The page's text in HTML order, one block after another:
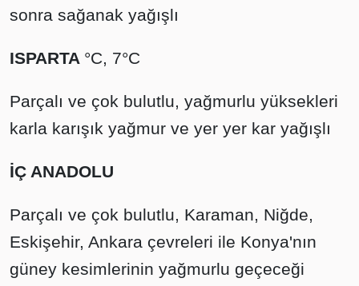
sonra sağanak yağışlı
ISPARTA °C, 7°C
Parçalı ve çok bulutlu, yağmurlu yüksekleri
karla karışık yağmur ve yer yer kar yağışlı
İÇ ANADOLU
Parçalı ve çok bulutlu, Karaman, Niğde,
Eskişehir, Ankara çevreleri ile Konya'nın
güney kesimlerinin yağmurlu geçeceği